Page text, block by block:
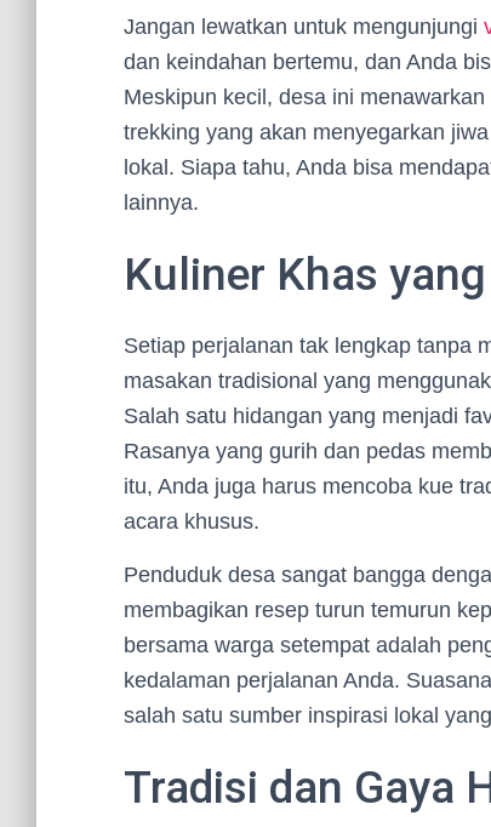
Jangan lewatkan untuk mengunjungi
dan keindahan bertemu, dan Anda
Meskipun kecil, desa ini
trekking yang akan menyegarkan
lokal. Siapa tahu, Anda bisa
lainnya.
Kuliner Khas
Setiap perjalanan tak lengkap tanpa
masakan tradisional yang
Salah satu hidangan yang menjadi
Rasanya yang gurih dan pedas
itu, Anda juga harus mencoba kue
acara khusus.
Penduduk desa sangat bangga
membagikan resep turun temurun
bersama warga setempat adalah
kedalaman perjalanan Anda.
salah satu sumber inspirasi lokal
Tradisi dan Gaya